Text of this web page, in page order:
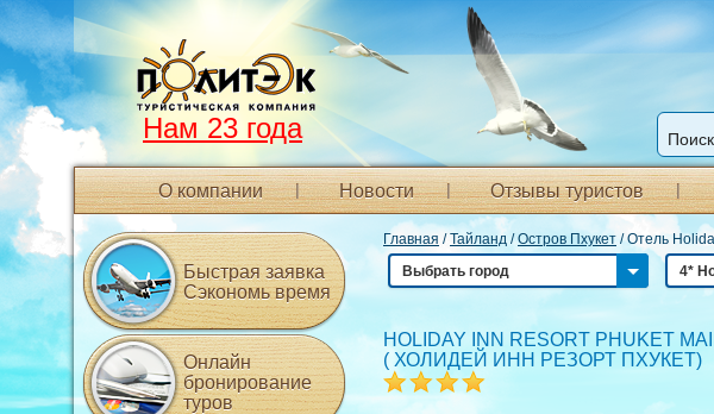
Нам 23 года
О компании Новости Отзывы туристов
Главная /Тайланд /Остров Пхукет /Отель
Выбрать город
HOLIDAY INN RESORT PHUKET
( ХОЛИДЕЙ ИНН РЕЗОРТ ПХУКЕТ)
Быстрая заявка
Сэкономь время
Онлайн
бронирование
туров